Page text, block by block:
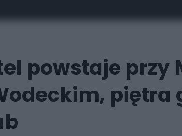
powstaje przy
piętra